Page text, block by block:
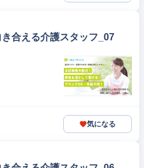
合える介護スタッフ_07
気になる